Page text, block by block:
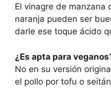
El vinagre de manzana
naranja pueden ser
darle ese toque ácido
¿Es apta para
No en su versión
el pollo por tofu o